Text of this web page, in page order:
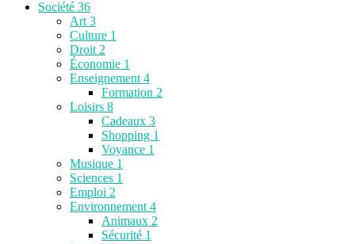
Société 36
Art 3
Culture 1
Droit 2
Économie 1
Enseignement 4
Formation 2
Loisirs 8
Cadeaux 3
Shopping 1
Voyance 1
Musique 1
Sciences 1
Emploi 2
Environnement 4
Animaux 2
Sécurité 1